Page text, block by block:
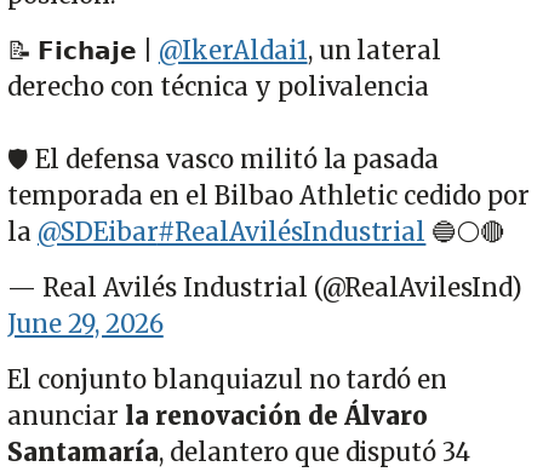
📝 𝗙𝗶𝗰𝗵𝗮𝗷𝗲 | @IkerAldai1, un lateral
derecho con técnica y polivalencia
🛡️ El defensa vasco militó la pasada
temporada en el Bilbao Athletic cedido por
la @SDEibar#RealAvilésIndustrial 🔵⚪🔴
— Real Avilés Industrial (@RealAvilesInd)
June 29, 2026
El conjunto blanquiazul no tardó en
anunciar la renovación de Álvaro
Santamaría, delantero que disputó 34